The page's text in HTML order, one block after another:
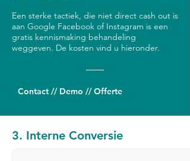
Een sterke tactiek, die niet direct cash out is
aan Google Facebook of Instagram is een
gratis kennismaking behandeling
weggeven. De kosten vind u hieronder.
Contact // Demo // Offerte
3. Interne Conversie